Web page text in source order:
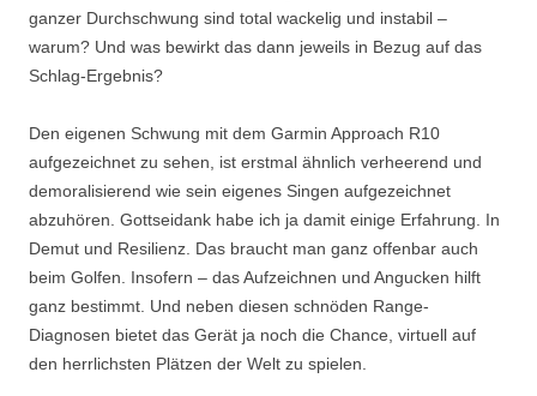
ganzer Durchschwung sind total wackelig und instabil –
warum? Und was bewirkt das dann jeweils in Bezug auf das
Schlag-Ergebnis?
Den eigenen Schwung mit dem Garmin Approach R10
aufgezeichnet zu sehen, ist erstmal ähnlich verheerend und
demoralisierend wie sein eigenes Singen aufgezeichnet
abzuhören. Gottseidank habe ich ja damit einige Erfahrung. In
Demut und Resilienz. Das braucht man ganz offenbar auch
beim Golfen. Insofern – das Aufzeichnen und Angucken hilft
ganz bestimmt. Und neben diesen schnöden Range-
Diagnosen bietet das Gerät ja noch die Chance, virtuell auf
den herrlichsten Plätzen der Welt zu spielen.